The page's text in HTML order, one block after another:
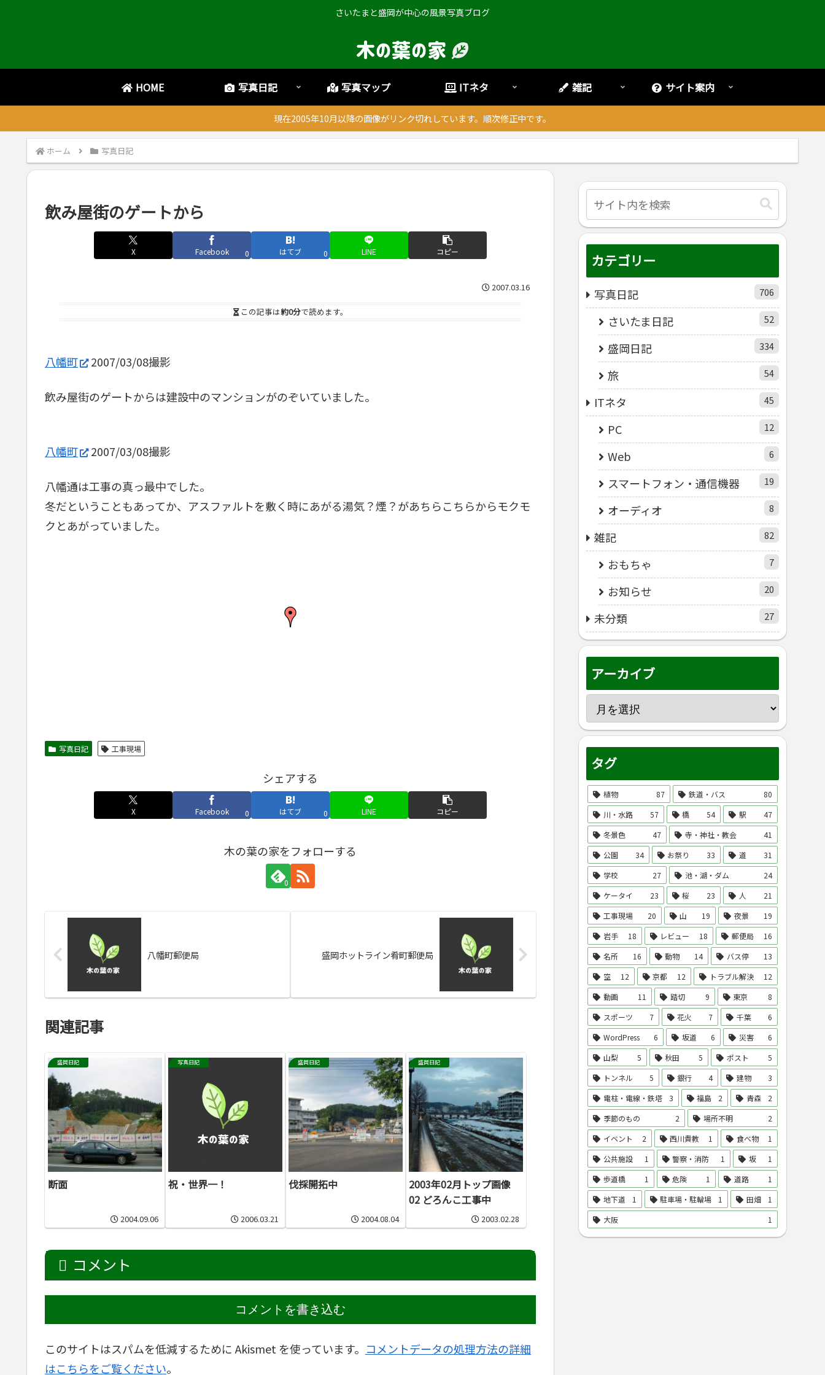
さいたまと盛岡が中心の風景写真ブログ
HOME 写真日記 写真マップ ITネタ 雑記 サイト案内
現在2005年10月以降の画像がリンク切れしています。順次修正中です。
ホーム 写真日記
飲み屋街のゲートから
X Facebook 0 はてブ 0 LINE コピー
2007.03.16
この記事は約0分で読めます。
八幡町 2007/03/08撮影
飲み屋街のゲートからは建設中のマンションがのぞいていました。
八幡町 2007/03/08撮影
八幡通は工事の真っ最中でした。
冬だということもあってか、アスファルトを敷く時にあがる湯気？煙？があちらこちらからモクモ
クとあがっていました。
写真日記 工事現場
シェアする
X Facebook 0 はてブ 0 LINE コピー
木の葉の家をフォローする
0
八幡町郵便局 盛岡ホットライン肴町郵便局
関連記事
盛岡日記
断面
2004.09.06
写真日記
祝・世界一！
2006.03.21
盛岡日記
伐採開拓中
2004.08.04
盛岡日記
2003年02月トップ画像
02 どろんこ工事中
2003.02.28
コメント
コメントを書き込む
このサイトはスパムを低減するために Akismet を使っています。 コメントデータの処理方法の詳細
はこちらをご覧ください。
カテゴリー
写真日記 706
さいたま日記 52
盛岡日記 334
旅 54
ITネタ 45
PC 12
Web 6
スマートフォン・通信機器 19
オーディオ 8
雑記 82
おもちゃ 7
お知らせ 20
未分類 27
アーカイブ
タグ
植物 87 鉄道・バス
80
川・水路
57 橋 54 駅
47
冬景色
47 寺・神社・教会
41
公園
34 お祭り 33 道
31
学校
27 池・湖・ダム
24
ケータイ
23 桜 23 人
21
工事現場
20 山 19 夜景
19
岩手
18 レビュー 18 郵便局
16
名所
16 動物 14 バス停
13
空
12 京都 12 トラブル解決
12
動画
11 踏切 9 東京
8
スポーツ
7 花火 7 千葉
6
WordPress
6 坂道 6 災害
6
山梨
5 秋田 5 ポスト
5
トンネル
5 銀行 4 建物
3
電柱・電線・鉄塔
3 福島 2 青森
2
季節のもの
2 場所不明
2
イベント
2 西川貴教 1 食べ物
1
公共施設
1 警察・消防 1 坂
1
歩道橋
1 危険 1 道路
1
地下道
1 駐車場・駐輪場 1 田畑
1
大阪
1